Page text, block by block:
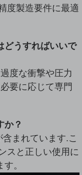
度製造要件に最適
どうすればいいで
度な衝撃や圧力
要に応じて専門
か？
まれています.こ
スと正しい使用に
。